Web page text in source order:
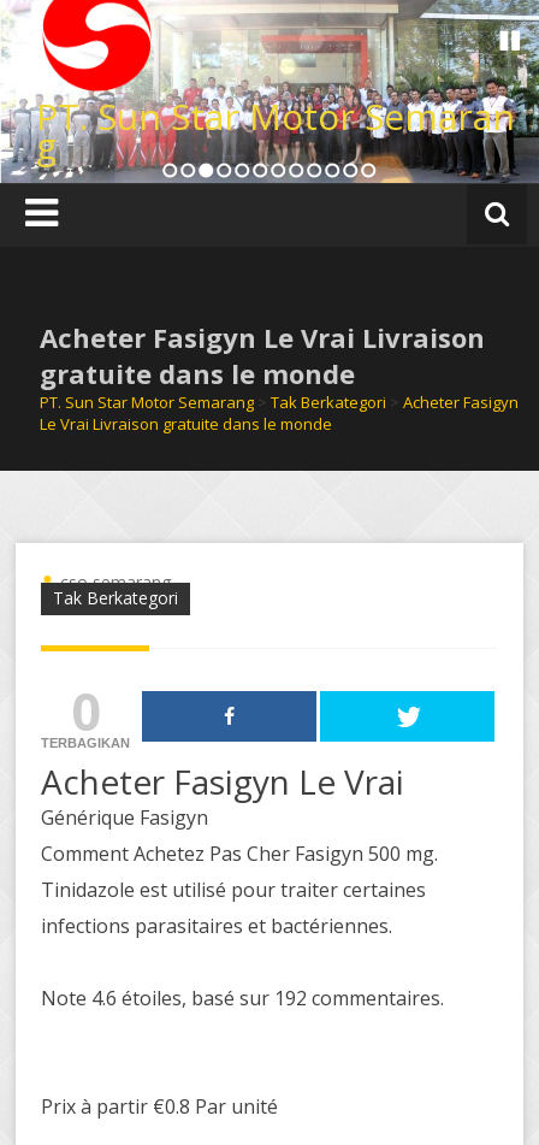
Lompat
ke
konten
1 2 3 4 5 6 7 8 9101112
PT. Sun Star Motor Semaran
g
Acheter Fasigyn Le Vrai Livraison
gratuite dans le monde
PT. Sun Star Motor Semarang >Tak Berkategori >Acheter Fasigyn
Le Vrai Livraison gratuite dans le monde
Tak Berkategori
cso semarang
0
TERBAGIKAN
Acheter Fasigyn Le Vrai
Générique Fasigyn
Comment Achetez Pas Cher Fasigyn 500 mg.
Tinidazole est utilisé pour traiter certaines
infections parasitaires et bactériennes.
Note 4.6 étoiles, basé sur 192 commentaires.
Prix à partir €0.8 Par unité